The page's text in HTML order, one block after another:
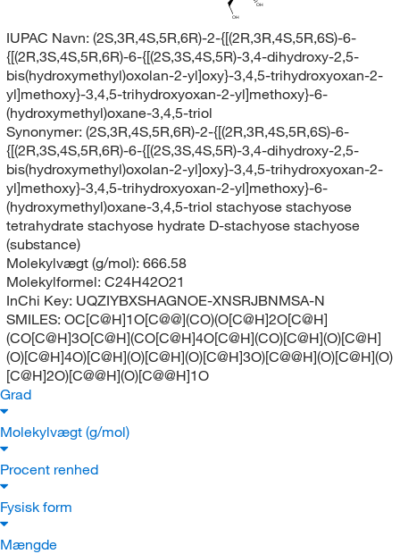
OH
OH
IUPAC Navn: (2S,3R,4S,5R,6R)-2-{[(2R,3R,4S,5R,6S)-6-
{[(2R,3S,4S,5R,6R)-6-{[(2S,3S,4S,5R)-3,4-dihydroxy-2,5-
bis(hydroxymethyl)oxolan-2-yl]oxy}-3,4,5-trihydroxyoxan-2-
yl]methoxy}-3,4,5-trihydroxyoxan-2-yl]methoxy}-6-
(hydroxymethyl)oxane-3,4,5-triol
Synonymer: (2S,3R,4S,5R,6R)-2-{[(2R,3R,4S,5R,6S)-6-
{[(2R,3S,4S,5R,6R)-6-{[(2S,3S,4S,5R)-3,4-dihydroxy-2,5-
bis(hydroxymethyl)oxolan-2-yl]oxy}-3,4,5-trihydroxyoxan-2-
yl]methoxy}-3,4,5-trihydroxyoxan-2-yl]methoxy}-6-
(hydroxymethyl)oxane-3,4,5-triol stachyose stachyose
tetrahydrate stachyose hydrate D-stachyose stachyose
(substance)
Molekylvægt (g/mol): 666.58
Molekylformel: C24H42O21
InChi Key: UQZIYBXSHAGNOE-XNSRJBNMSA-N
SMILES: OC[C@H]1O[C@@](CO)(O[C@H]2O[C@H]
(CO[C@H]3O[C@H](CO[C@H]4O[C@H](CO)[C@H](O)[C@H]
(O)[C@H]4O)[C@H](O)[C@H](O)[C@H]3O)[C@@H](O)[C@H](O)
[C@H]2O)[C@@H](O)[C@@H]1O
Grad
Molekylvægt (g/mol)
Procent renhed
Fysisk form
Mængde